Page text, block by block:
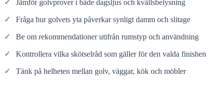
✓ Jämför golvprover i både dagsljus och kvällsbelysning
✓ Fråga hur golvets yta påverkar synligt damm och slitage
✓ Be om rekommendationer utifrån rumstyp och användning
✓ Kontrollera vilka skötselråd som gäller för den valda finishen
✓ Tänk på helheten mellan golv, väggar, kök och möbler